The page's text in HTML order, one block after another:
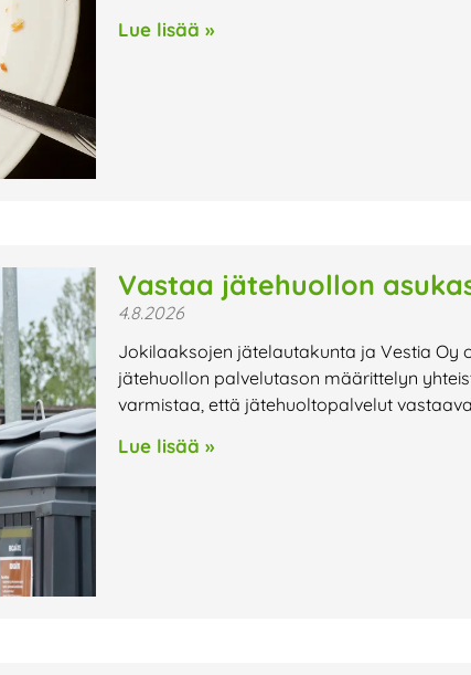
Lue lisää »
Vastaa jätehuollon
4.8.2026
Jokilaaksojen jätelautakunta ja Vestia
jätehuollon palvelutason määrittelyn
varmistaa, että jätehuoltopalvelut
Lue lisää »